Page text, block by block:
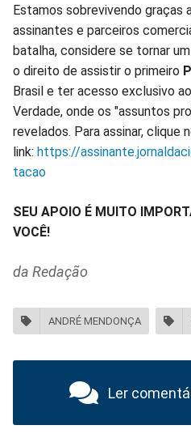
Estamos sobrevivendo graças
assinantes e parceiros
batalha, considere se tornar um
o direito de assistir o primeiro
Brasil e ter acesso exclusivo
Verdade, onde os "assuntos
revelados. Para assinar, clique
link: https://
tacao
SEU APOIO É MUITO
VOCÊ!
da Redação
ANDRÉ MENDONÇA
Ler